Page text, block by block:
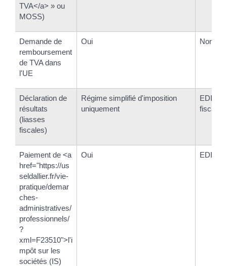
TVA</a> » ou
MOSS)
Demande de
remboursement
de TVA dans
l'UE
Oui Non
Déclaration de
résultats
(liasses
fiscales)
Régime simplifié d'imposition
uniquement
EDI-
fiscales
Paiement de <a
href="https://us
seldallier.fr/vie-
pratique/demar
ches-
administratives/
professionnels/
?
xml=F23510">l'i
mpôt sur les
sociétés (IS)
Oui EDI-